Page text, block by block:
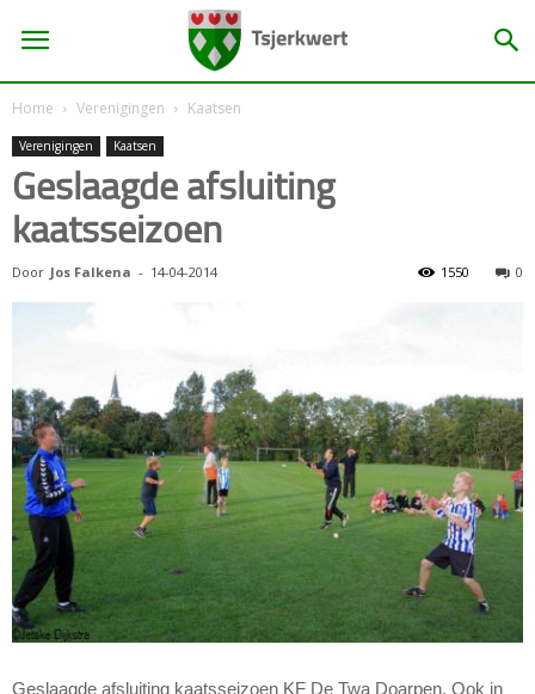
Home Verenigingen Kaatsen
Verenigingen Kaatsen
Geslaagde afsluiting
kaatsseizoen
Door Jos Falkena - 14-04-2014 0
1550
Geslaagde afsluiting kaatsseizoen KF De Twa Doarpen. Ook in